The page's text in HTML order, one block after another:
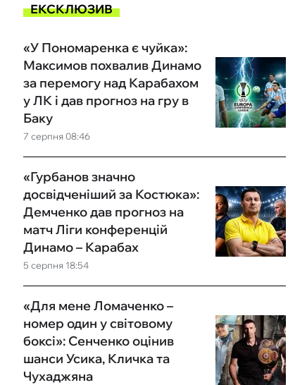
ЕКСКЛЮЗИВ
7 серпня 08:46
«У Пономаренка є чуйка»:
Максимов похвалив Динамо
за перемогу над Карабахом
у ЛК і дав прогноз на гру в
Баку
5 серпня 18:54
«Гурбанов значно
досвідченіший за Костюка»:
Демченко дав прогноз на
матч Ліги конференцій
Динамо – Карабах
«Для мене Ломаченко –
номер один у світовому
боксі»: Сенченко оцінив
шанси Усика, Кличка та
Чухаджяна